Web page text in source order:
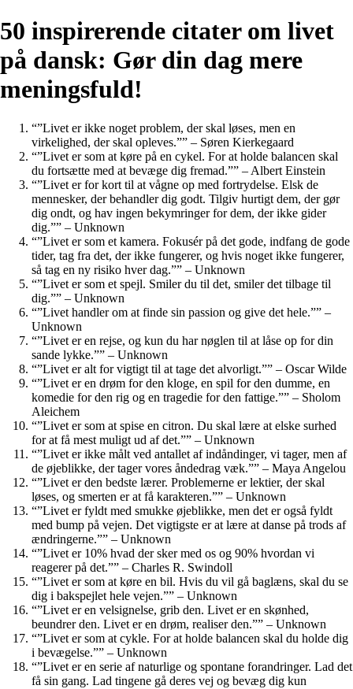
50 inspirerende citater om livet
på dansk: Gør din dag mere
meningsfuld!
“”Livet er ikke noget problem, der skal løses, men en
virkelighed, der skal opleves.”” – Søren Kierkegaard
“”Livet er som at køre på en cykel. For at holde balancen skal
du fortsætte med at bevæge dig fremad.”” – Albert Einstein
“”Livet er for kort til at vågne op med fortrydelse. Elsk de
mennesker, der behandler dig godt. Tilgiv hurtigt dem, der gør
dig ondt, og hav ingen bekymringer for dem, der ikke gider
dig.”” – Unknown
“”Livet er som et kamera. Fokusér på det gode, indfang de gode
tider, tag fra det, der ikke fungerer, og hvis noget ikke fungerer,
så tag en ny risiko hver dag.”” – Unknown
“”Livet er som et spejl. Smiler du til det, smiler det tilbage til
dig.”” – Unknown
“”Livet handler om at finde sin passion og give det hele.”” –
Unknown
“”Livet er en rejse, og kun du har nøglen til at låse op for din
sande lykke.”” – Unknown
“”Livet er alt for vigtigt til at tage det alvorligt.”” – Oscar Wilde
“”Livet er en drøm for den kloge, en spil for den dumme, en
komedie for den rig og en tragedie for den fattige.”” – Sholom
Aleichem
“”Livet er som at spise en citron. Du skal lære at elske surhed
for at få mest muligt ud af det.”” – Unknown
“”Livet er ikke målt ved antallet af indåndinger, vi tager, men af ​​
de øjeblikke, der tager vores åndedrag væk.”” – Maya Angelou
“”Livet er den bedste lærer. Problemerne er lektier, der skal
løses, og smerten er at få karakteren.”” – Unknown
“”Livet er fyldt med smukke øjeblikke, men det er også fyldt
med bump på vejen. Det vigtigste er at lære at danse på trods af
ændringerne.”” – Unknown
“”Livet er 10% hvad der sker med os og 90% hvordan vi
reagerer på det.”” – Charles R. Swindoll
“”Livet er som at køre en bil. Hvis du vil gå baglæns, skal du se
dig i bakspejlet hele vejen.”” – Unknown
“”Livet er en velsignelse, grib den. Livet er en skønhed,
beundrer den. Livet er en drøm, realiser den.”” – Unknown
“”Livet er som at cykle. For at holde balancen skal du holde dig
i bevægelse.”” – Unknown
“”Livet er en serie af naturlige og spontane forandringer. Lad det
få sin gang. Lad tingene gå deres vej og bevæg dig kun